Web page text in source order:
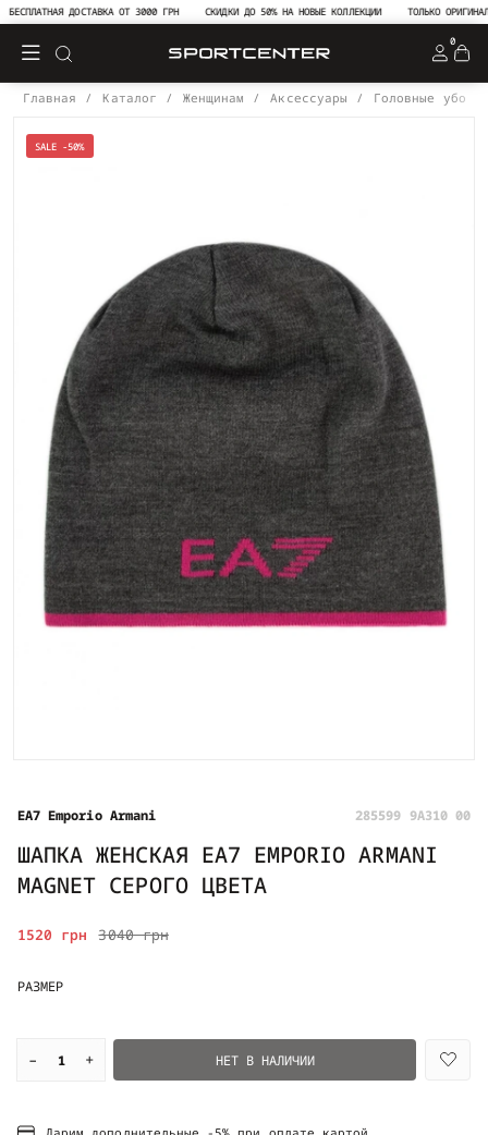
ДОСТАВКА ОТ 3000 ГРН СКИДКИ ДО 50% НА НОВЫЕ КОЛЛЕКЦИИ ТОЛЬКО
0
Главная Каталог Женщинам Аксессуары Головные уборы
SALE -50%
EA7 Emporio Armani 285599 9A310 00
ШАПКА ЖЕНСКАЯ EA7 EMPORIO ARMANI
MAGNET СЕРОГО ЦВЕТА
3040 грн
1520 грн
РАЗМЕР
– + НЕТ В НАЛИЧИИ